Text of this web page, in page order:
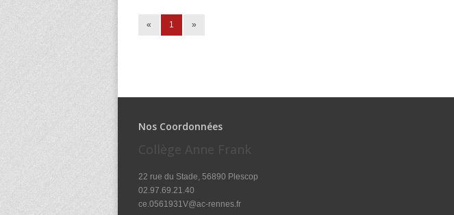
« 1 »
Nos Coordonnées
Collège Anne Frank
22 rue du Stade, 56890 Plescop
02.97.69.21.40
ce.0561931V@ac-rennes.fr